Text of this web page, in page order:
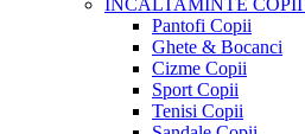
INCALTAMINTE COPII
Pantofi Copii
Ghete & Bocanci
Cizme Copii
Sport Copii
Tenisi Copii